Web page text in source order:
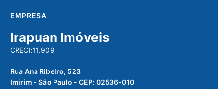
EMPRESA
Irapuan Imóveis
CRECI:11.909
Rua Ana Ribeiro, 523
Imirim - São Paulo - CEP: 02536-010